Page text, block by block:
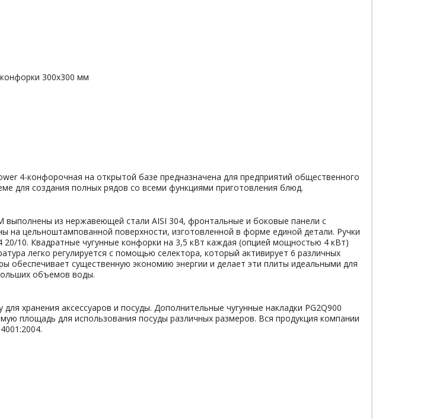
300х300 мм
4-конфорочная на открытой базе предназначена для предприятий общественного
для создания полных рядов со всеми функциями приготовления блюд.
выполнены из нержавеющей стали AISI 304, фронтальные и боковые панели с
на цельноштампованной поверхности, изготовленной в форме единой детали. Ручки
10. Квадратные чугунные конфорки на 3,5 кВт каждая (опцией мощностью 4 кВт)
легко регулируется с помощью селектора, который активирует 6 различных
обеспечивает существенную экономию энергии и делает эти плиты идеальными для
объемов воды.
хранения аксессуаров и посуды. Дополнительные чугунные накладки PG2Q900
площадь для использования посуды различных размеров. Вся продукция компании